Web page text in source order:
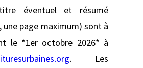
éventuel et résumé
une page maximum) sont à
le *1er octobre 2026* à
. Les